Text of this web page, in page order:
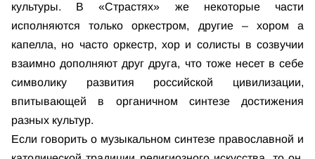
культуры. В «Страстях» же некоторые части
исполняются только оркестром, другие – хором а
капелла, но часто оркестр, хор и солисты в созвучии
взаимно дополняют друг друга, что тоже несет в себе
символику развития российской цивилизации,
впитывающей в органичном синтезе достижения
разных культур.
Если говорить о музыкальном синтезе православной и